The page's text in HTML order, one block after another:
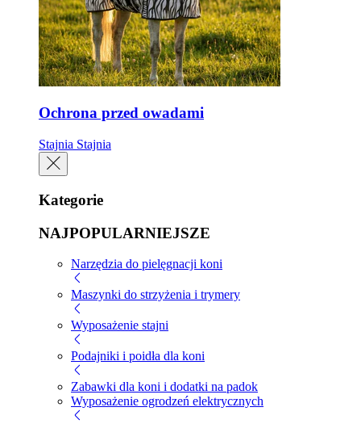
Ochrona przed owadami
Stajnia Stajnia
Kategorie
NAJPOPULARNIEJSZE
Narzędzia do pielęgnacji koni
Maszynki do strzyżenia i trymery
Wyposażenie stajni
Podajniki i poidła dla koni
Zabawki dla koni i dodatki na padok
Wyposażenie ogrodzeń elektrycznych